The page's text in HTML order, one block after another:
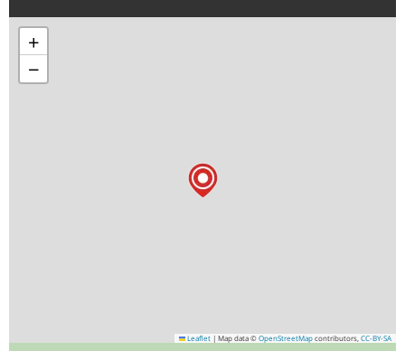
+
−
Leaflet | Map data © OpenStreetMap contributors, CC-BY-SA